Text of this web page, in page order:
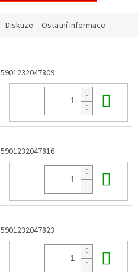
Diskuze Ostatní informace
5901232047809
5901232047816
5901232047823